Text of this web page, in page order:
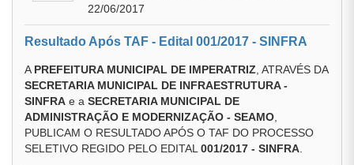
22/06/2017
Resultado Após TAF - Edital 001/2017 - SINFRA
A PREFEITURA MUNICIPAL DE IMPERATRIZ , ATRAVÉS DA
SECRETARIA MUNICIPAL DE INFRAESTRUTURA -
SINFRA e a SECRETARIA MUNICIPAL DE
ADMINISTRAÇÃO E MODERNIZAÇÃO - SEAMO
PUBLICAM O RESULTADO APÓS O TAF DO PROCESSO
SELETIVO REGIDO PELO EDITAL 001/2017 - SINFRA